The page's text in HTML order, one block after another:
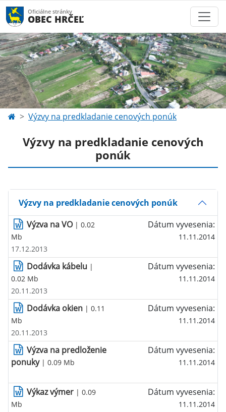
Oficiálne stránky
OBEC HRČEĽ
Výzvy na predkladanie cenových ponúk
Výzvy na predkladanie cenových
ponúk
Výzvy na predkladanie cenových ponúk
Výzva na VO| 0.02
Mb
Dátum vyvesenia:
11.11.2014
17.12.2013
Dodávka kábelu |
0.02 Mb
Dátum vyvesenia:
11.11.2014
20.11.2013
Dodávka okien | 0.11
Mb
Dátum vyvesenia:
11.11.2014
20.11.2013
Výzva na predloženie
ponuky| 0.09 Mb
Dátum vyvesenia:
11.11.2014
Výkaz výmer | 0.09
Mb
Dátum vyvesenia:
11.11.2014